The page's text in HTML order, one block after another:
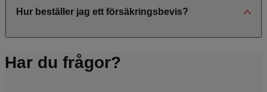
Hur beställer jag ett försäkringsbevis?
Har du frågor?